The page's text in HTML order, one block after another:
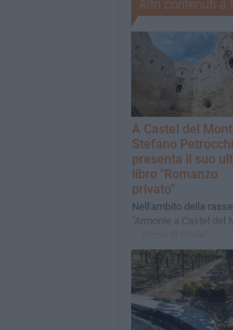
Altri contenuti a
A Castel del
Stefano Petrocchi
presenta il suo
libro "Romanzo
privato"
Nell'ambito della
"Armonie a Castel del